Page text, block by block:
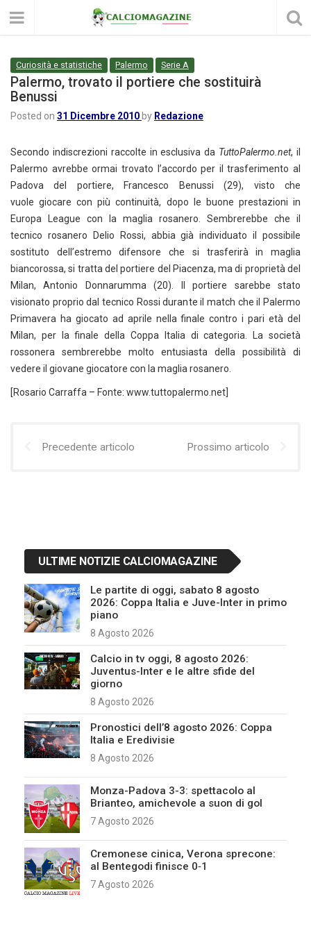
Curiosità e statistiche Palermo Serie A
Palermo, trovato il portiere che sostituirà
Benussi
Posted on 31 Dicembre 2010 by Redazione
Secondo indiscrezioni raccolte in esclusiva da TuttoPalermo.net, il
Palermo avrebbe ormai trovato l’accordo per il trasferimento al
Padova del portiere, Francesco Benussi (29), visto che
vuole giocare con più continuità, dopo le buone prestazioni in
Europa League con la maglia rosanero. Sembrerebbe che il
tecnico rosanero Delio Rossi, abbia già individuato il possibile
sostituto dell’estremo difensore che si trasferirà in maglia
biancorossa, si tratta del portiere del Piacenza, ma di proprietà del
Milan, Antonio Donnarumma (20). Il portiere sarebbe stato
visionato proprio dal tecnico Rossi durante il match che il Palermo
Primavera ha giocato ad aprile nella finale contro i pari età del
Milan, per la finale della Coppa Italia di categoria. La società
rossonera sembrerebbe molto entusiasta della possibilità di
vedere il giovane giocatore con la maglia rosanero.
[Rosario Carraffa – Fonte: www.tuttopalermo.net]
Precedente articolo Prossimo articolo
ULTIME NOTIZIE CALCIOMAGAZINE
Le partite di oggi, sabato 8 agosto
2026: Coppa Italia e Juve-Inter in primo
piano
8 Agosto 2026
Calcio in tv oggi, 8 agosto 2026:
Juventus-Inter e le altre sfide del
giorno
8 Agosto 2026
Pronostici dell’8 agosto 2026: Coppa
Italia e Eredivisie
8 Agosto 2026
Monza-Padova 3-3: spettacolo al
Brianteo, amichevole a suon di gol
7 Agosto 2026
Cremonese cinica, Verona sprecone:
al Bentegodi finisce 0‑1
7 Agosto 2026